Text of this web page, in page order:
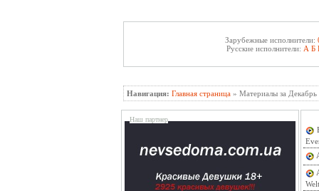
Зарубежные исполнители:
Русские исполнители: А Б
Навигация: Главная страница » Материалы за Декабрь
Наш партнер
Welt